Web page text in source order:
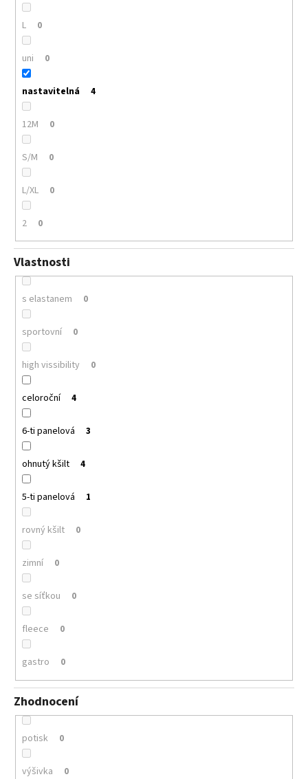
L 0
uni 0
nastavitelná 4
12M 0
S/M 0
L/XL 0
2 0
Vlastnosti
s elastanem 0
sportovní 0
high vissibility 0
celoroční 4
6-ti panelová 3
ohnutý kšilt 4
5-ti panelová 1
rovný kšilt 0
zimní 0
se síťkou 0
fleece 0
gastro 0
Zhodnocení
potisk 0
výšivka 0